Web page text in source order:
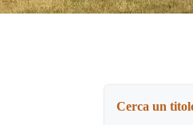
Cerca un